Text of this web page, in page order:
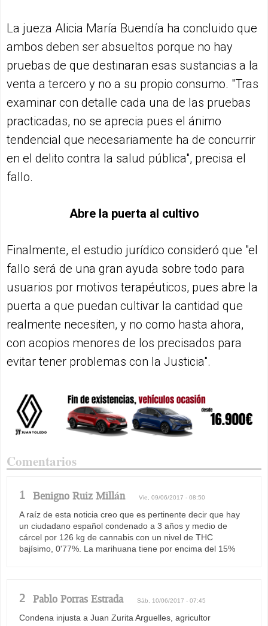
La jueza Alicia María Buendía ha concluido que
ambos deben ser absueltos porque no hay
pruebas de que destinaran esas sustancias a la
venta a tercero y no a su propio consumo. "Tras
examinar con detalle cada una de las pruebas
practicadas, no se aprecia pues el ánimo
tendencial que necesariamente ha de concurrir
en el delito contra la salud pública", precisa el
fallo.
Abre la puerta al cultivo
Finalmente, el estudio jurídico consideró que "el
fallo será de una gran ayuda sobre todo para
usuarios por motivos terapéuticos, pues abre la
puerta a que puedan cultivar la cantidad que
realmente necesiten, y no como hasta ahora,
con acopios menores de los precisados para
evitar tener problemas con la Justicia".
Comentarios
1 Benigno Ruiz Millán Vie, 09/06/2017 - 08:50
A raíz de esta noticia creo que es pertinente decir que hay
un ciudadano español condenado a 3 años y medio de
cárcel por 126 kg de cannabis con un nivel de THC
bajísimo, 0'77%. La marihuana tiene por encima del 15%
2 Pablo Porras Estrada Sáb, 10/06/2017 - 07:45
Condena injusta a Juan Zurita Arguelles, agricultor